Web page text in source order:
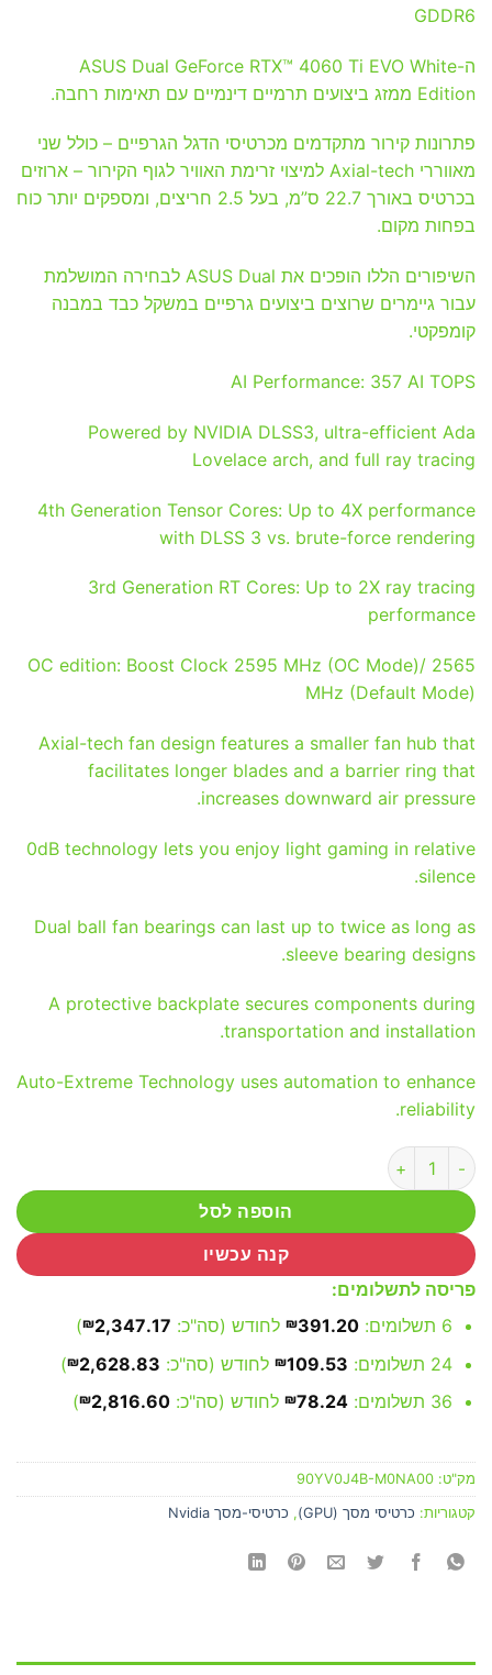
GDDR6
ה-ASUS Dual GeForce RTX™ 4060 Ti EVO White
Edition ממזג ביצועים תרמיים דינמיים עם תאימות רחבה.
פתרונות קירור מתקדמים מכרטיסי הדגל הגרפיים – כולל שני
מאווררי Axial-tech למיצוי זרימת האוויר לגוף הקירור – ארוזים
בכרטיס באורך 22.7 ס”מ, בעל 2.5 חריצים, ומספקים יותר כוח
בפחות מקום.
השיפורים הללו הופכים את ASUS Dual לבחירה המושלמת
עבור גיימרים שרוצים ביצועים גרפיים במשקל כבד במבנה
קומפקטי.
AI Performance: 357 AI TOPS
Powered by NVIDIA DLSS3, ultra-efficient Ada
Lovelace arch, and full ray tracing
4th Generation Tensor Cores: Up to 4X performance
with DLSS 3 vs. brute-force rendering
3rd Generation RT Cores: Up to 2X ray tracing
performance
OC edition: Boost Clock 2595 MHz (OC Mode)/ 2565
MHz (Default Mode)
Axial-tech fan design features a smaller fan hub that
facilitates longer blades and a barrier ring that
increases downward air pressure.
0dB technology lets you enjoy light gaming in relative
silence.
Dual ball fan bearings can last up to twice as long as
sleeve bearing designs.
A protective backplate secures components during
transportation and installation.
Auto-Extreme Technology uses automation to enhance
reliability.
כמות של Asus Dual RTX 4060 Ti EVO White OC Edition 8GB GDDR6
הוספה לסל
קנה עכשיו
פריסה לתשלומים:
6 תשלומים:
₪391.20 לחודש (סה"כ: ₪2,347.17
)
24 תשלומים:
₪109.53 לחודש (סה"כ: ₪2,628.83
)
36 תשלומים:
₪78.24 לחודש (סה"כ: ₪2,816.60
)
מק"ט: 90YV0J4B-M0NA00
קטגוריות: כרטיסי מסך (GPU) , כרטיסי-מסך Nvidia